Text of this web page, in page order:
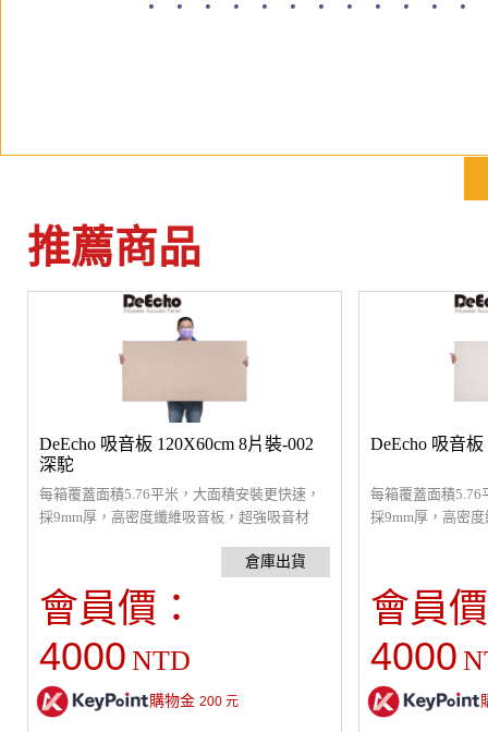
推薦商品
DeEcho 吸音板 120X60cm 8片裝-002
深駝
每箱覆蓋面積5.76平米，大面積安裝更快速，
採9mm厚，高密度纖維吸音板，超強吸音材
高，原絲防焰，通過環保及防焰檢驗。(內有面
積耗材及工資計算器)
會員價：
4000 NTD
購物金 200元
DeEcho 吸音
每箱覆蓋面積5.76
採9mm厚，高密
積耗材及工資計算
會員
4000